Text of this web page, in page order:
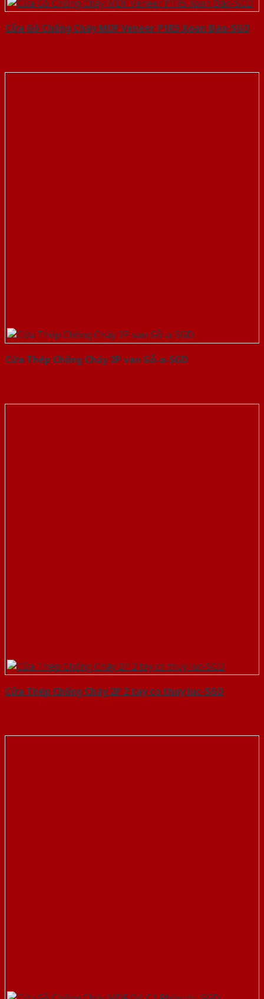
Cửa Gỗ Chống Cháy MDF Veneer P1R5 Xoan Đào-SGD
Cửa Thép Chống Cháy 2P van Gỗ-a-SGD
Cửa Thép Chống Cháy 2P 2 tay co thuy luc-SGD